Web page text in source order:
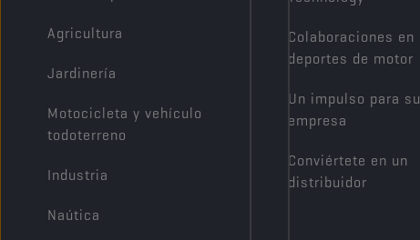
Agricultura
Jardinería
Motocicleta y vehículo
todoterreno
Industria
Naútica
Colaboraciones en
deportes de motor
Un impulso para su
empresa
Conviértete en un
distribuidor